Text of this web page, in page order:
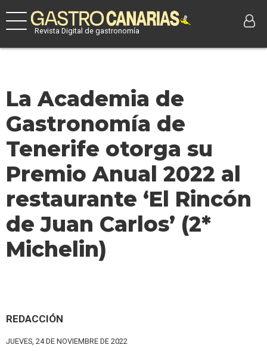
Revista Digital de gastronomía
La Academia de
Gastronomía de
Tenerife otorga su
Premio Anual 2022 al
restaurante ‘El Rincón
de Juan Carlos’ (2*
Michelin)
REDACCIÓN
JUEVES, 24 DE NOVIEMBRE DE 2022